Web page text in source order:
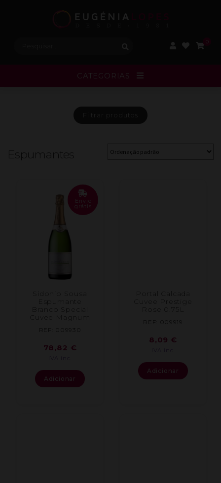
CATEGORIAS
Filtrar produtos
Espumantes
Sidonio Sousa
Espumante
Branco Special
Cuvee Magnum
REF: 009930
78,82 €
Envio
grátis
Adicionar
Portal Calcada
Cuvee Prestige
Rose 0.75L
REF: 009919
8,09 €
Adicionar